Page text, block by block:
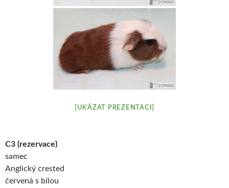
[UKÁZAT PREZENTACI]
C3 (rezervace)
samec
Anglický crested
červená s bílou